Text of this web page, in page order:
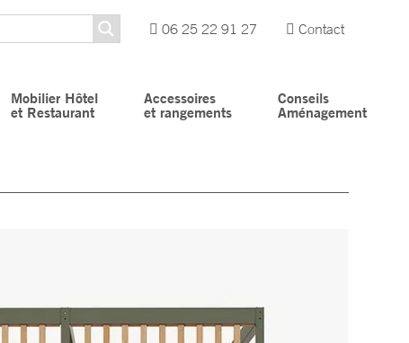
06 25 22 91 27 Contact
Mobilier Hôtel
et Restaurant
Accessoires
et rangements
Conseils
Aménagement